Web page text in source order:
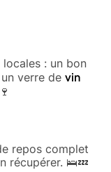
: un bon
verre de vin
repos complet
récupérer. 🛌💤